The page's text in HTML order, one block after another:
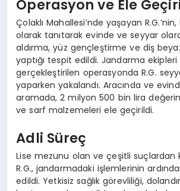
Operasyon ve Ele
Çolaklı Mahallesi’nde yaşayan
olarak tanıtarak evinde ve seyyar
aldırma, yüz gençleştirme ve diş
yaptığı tespit edildi. Jandarma ekipleri
gerçekleştirilen operasyonda R.G.
yaparken yakalandı. Aracında ve
aramada, 2 milyon 500 bin lira
ve sarf malzemeleri ele geçirildi.
Adli Süreç
Lise mezunu olan ve çeşitli suçlardan
R.G., jandarmadaki işlemlerinin
edildi. Yetkisiz sağlık görevliliği,